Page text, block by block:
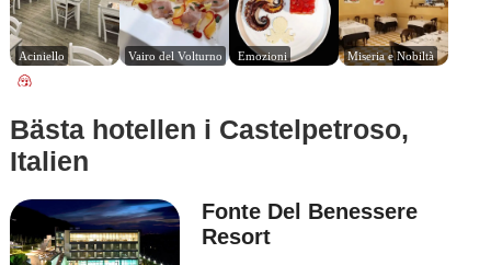
Aciniello Vairo del Volturno Emozioni Miseria e Nobiltà
Bästa hotellen i Castelpetroso,
Italien
Fonte Del Benessere
Resort